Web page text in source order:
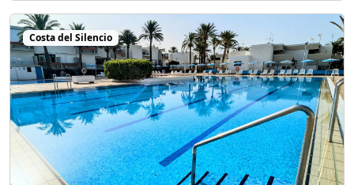
Costa del Silencio